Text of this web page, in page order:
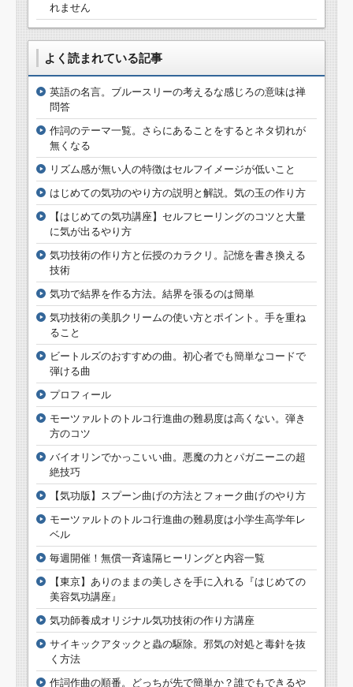
れません
よく読まれている記事
英語の名言。ブルースリーの考えるな感じろの意味は禅
問答
作詞のテーマ一覧。さらにあることをするとネタ切れが
無くなる
リズム感が無い人の特徴はセルフイメージが低いこと
はじめての気功のやり方の説明と解説。気の玉の作り方
【はじめての気功講座】セルフヒーリングのコツと大量
に気が出るやり方
気功技術の作り方と伝授のカラクリ。記憶を書き換える
技術
気功で結界を作る方法。結界を張るのは簡単
気功技術の美肌クリームの使い方とポイント。手を重ね
ること
ビートルズのおすすめの曲。初心者でも簡単なコードで
弾ける曲
プロフィール
モーツァルトのトルコ行進曲の難易度は高くない。弾き
方のコツ
バイオリンでかっこいい曲。悪魔の力とパガニーニの超
絶技巧
【気功版】スプーン曲げの方法とフォーク曲げのやり方
モーツァルトのトルコ行進曲の難易度は小学生高学年レ
ベル
毎週開催！無償一斉遠隔ヒーリングと内容一覧
【東京】ありのままの美しさを手に入れる『はじめての
美容気功講座』
気功師養成オリジナル気功技術の作り方講座
サイキックアタックと蟲の駆除。邪気の対処と毒針を抜
く方法
作詞作曲の順番。どっちが先で簡単か？誰でもできるや